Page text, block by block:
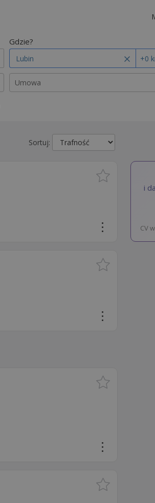
Gdzie?
+0
Umowa
Sortuj:
i
CV